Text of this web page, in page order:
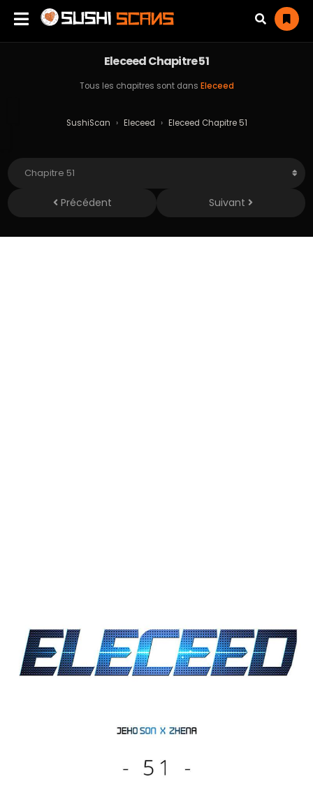
Eleceed Chapitre 51
Tous les chapitres sont dans Eleceed
SushiScan › Eleceed › Eleceed Chapitre 51
Précédent Suivant